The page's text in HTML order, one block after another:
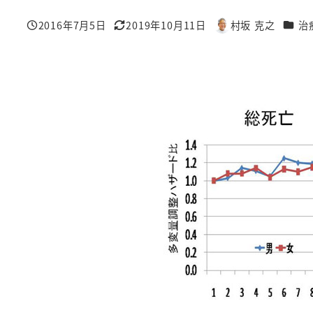
投稿日
2016年7月5日
更新日
2019年10月11日
著
村坂 克之 カテ治